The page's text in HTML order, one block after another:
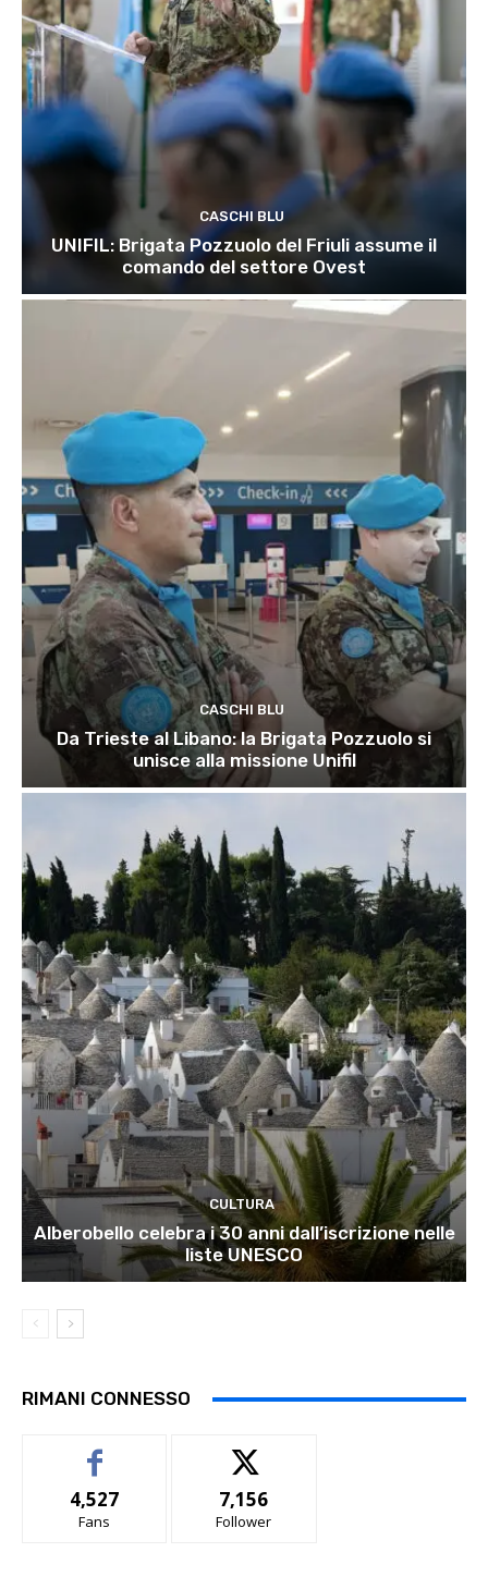
CASCHI BLU
UNIFIL: Brigata Pozzuolo del Friuli assume il
comando del settore Ovest
CASCHI BLU
Da Trieste al Libano: la Brigata Pozzuolo si
unisce alla missione Unifil
CULTURA
Alberobello celebra i 30 anni dall’iscrizione nelle
liste UNESCO
RIMANI CONNESSO
4,527
Fans
7,156
Follower